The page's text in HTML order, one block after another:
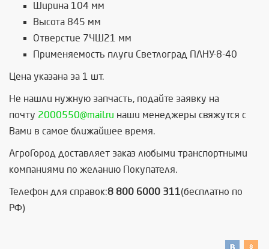
Ширина 104 мм
Высота 845 мм
Отверстие 7×Ø21 мм
Применяемость плуги Светлоград ПЛНУ-8-40
Цена указана за 1 шт.
Не нашли нужную запчасть, подайте заявку на
почту 2000550@mail.ru наши менеджеры свяжутся с
Вами в самое ближайшее время.
АгроГород доставляет заказ любыми транспортными
компаниями по желанию Покупателя.
Телефон для справок:8 800 6000 311(бесплатно по
РФ)